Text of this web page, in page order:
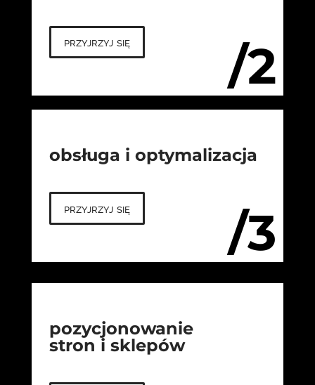
/2
przyjrzyj się
/3
obsługa i optymalizacja
przyjrzyj się
pozycjonowanie
stron i sklepów